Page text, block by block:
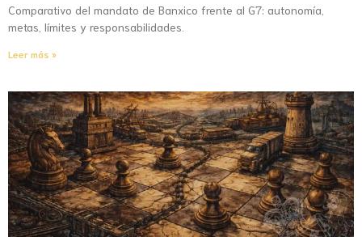
Comparativo del mandato de Banxico frente al G7: autonomía,
metas, límites y responsabilidades.
Leer más »